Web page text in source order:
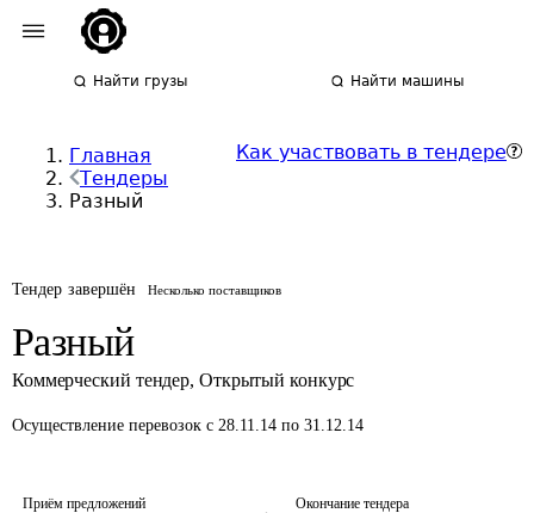
Найти грузы Найти машины
Главная
Тендеры
Разный
Как участвовать в тендере
Тендер завершён Несколько поставщиков
Разный
Коммерческий тендер, Открытый конкурс
Осуществление перевозок с 28.11.14 по 31.12.14
Приём предложений
Окончание тендера